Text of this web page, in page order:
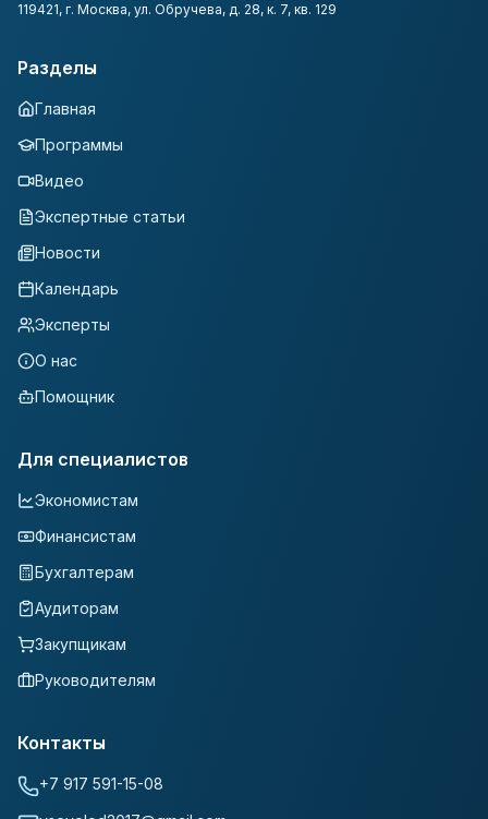
119421, г. Москва, ул. Обручева, д. 28, к. 7, кв. 129
Разделы
Главная
Программы
Видео
Экспертные статьи
Новости
Календарь
Эксперты
О нас
Помощник
Для специалистов
Экономистам
Финансистам
Бухгалтерам
Аудиторам
Закупщикам
Руководителям
Контакты
+7 917 591-15-08